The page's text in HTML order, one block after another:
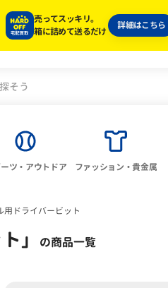
売ってスッキリ。
箱に詰めて送るだけ
詳細はこちら
ツ・アウトドア ファッション・貴金属
用ドライバービット
」 の商品一覧